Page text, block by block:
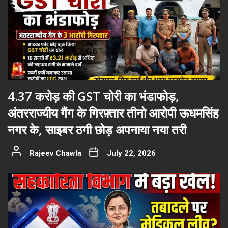
4.37 करोड़ की GST चोरी का भंडाफोड़,
अंतरराज्यीय गैंग के गिरफ़्तार तीनो आरोपी ऊधमसिंह
नगर के, साइबर ठगी छोड़ अपनाया नया तरी
Rajeev Chawla July 22, 2026